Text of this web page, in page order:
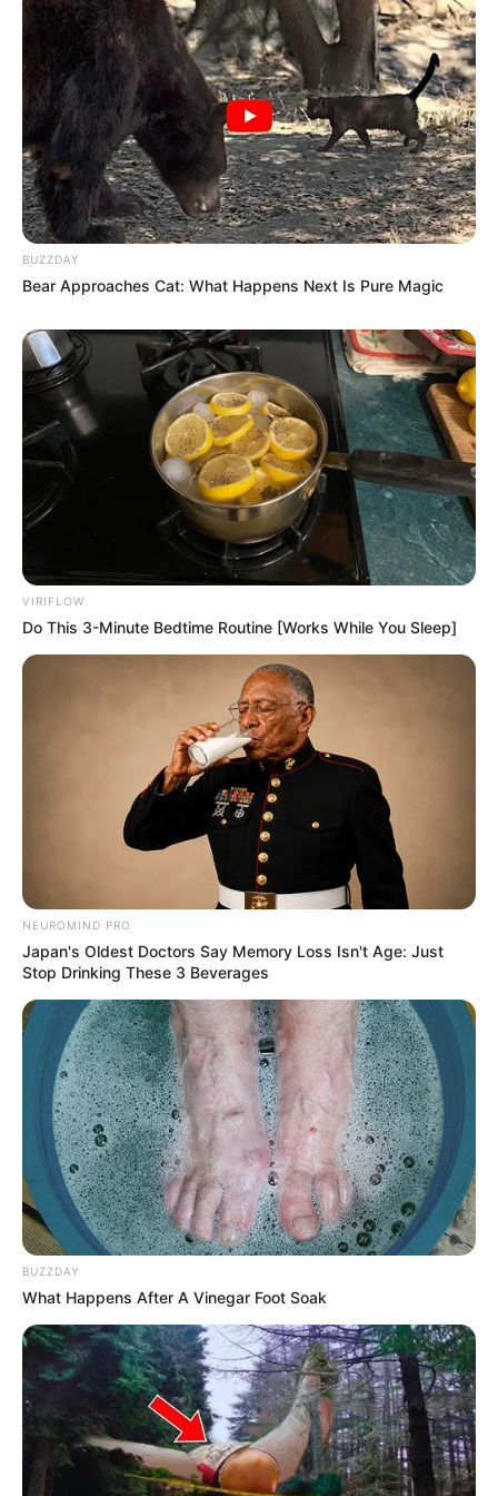
realizados, em parceria com a Superintendência de Limpeza
Urbana (SLU), 138 mutirões de limpeza, quando foram acessados
2,3 mil imóveis e recolhidas 420 toneladas de materiais.
Além das ações rotineiras de vistoria, as equipes atenderam 8 mil
denúncias e solicitações de visitas em imóveis. Foram feitas 156
ações de controle vetorial químico, com uso de inseticida UBV em
mais de 90 mil imóveis. A PBH realizou 46 sobrevoos com drones
abrangendo cerca de 10 mil imóveis. Foram identificados cerca de
7 mil pontos com possíveis focos do mosquito.
Investimento e RH
Para enfrentar a maior epidemia de dengue registrada em Belo
Horizonte, a Prefeitura investiu cerca de R$ 37,2 milhões - sendo
R$19,79 milhões apenas em contratações emergenciais.
Desde fevereiro foram contratados 1.721 profissionais de diversas
categorias, como médicos, enfermeiros, técnicos superiores de
saúde, técnicos de enfermagem e assistente administrativos.
Vacinação contra a dengue
A Prefeitura de Belo Horizonte mantém as doses da vacina contra a
dengue para a população de 10 a 14 anos disponíveis nos 152
centros de saúde e também no Serviço de Atenção à Saúde do
Viajante. O público contemplado para receber a vacina foi definido
pelo Ministério da Saúde. Até o momento, cerca de 48 mil pessoas
receberam a 1ª dose e 5 mil foram imunizados com a segunda
dose.
BUZZDAY
Bear Approaches Cat: What Happens Next Is Pure Magic
VIRIFLOW
Do This 3-Minute Bedtime Routine [Works While You Sleep]
NEUROMIND PRO
Japan's Oldest Doctors Say Memory Loss Isn't Age: Just
Stop Drinking These 3 Beverages
BUZZDAY
What Happens After A Vinegar Foot Soak